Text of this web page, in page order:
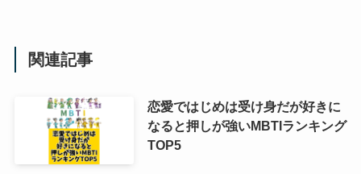
関連記事
恋愛ではじめは受け身だが好きに
なると押しが強いMBTIランキング
TOP5